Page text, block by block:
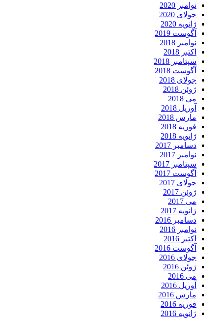
نوامبر 2020
جولای 2020
ژانویه 2020
آگوست 2019
نوامبر 2018
اکتبر 2018
سپتامبر 2018
آگوست 2018
جولای 2018
ژوئن 2018
می 2018
آوریل 2018
مارس 2018
فوریه 2018
ژانویه 2018
دسامبر 2017
نوامبر 2017
سپتامبر 2017
آگوست 2017
جولای 2017
ژوئن 2017
می 2017
ژانویه 2017
دسامبر 2016
نوامبر 2016
اکتبر 2016
آگوست 2016
جولای 2016
ژوئن 2016
می 2016
آوریل 2016
مارس 2016
فوریه 2016
ژانویه 2016